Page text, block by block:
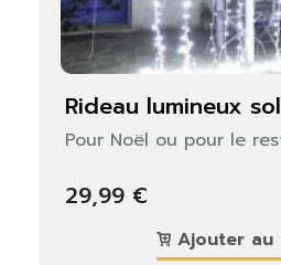
rideau lumineux
Pour Noël ou pour le
29,99 €
Ajouter au